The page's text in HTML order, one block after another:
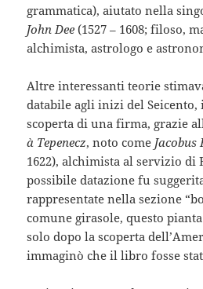
grammatica), aiutato nella
John Dee (1527 – 1608; filoso,
alchimista, astrologo e
Altre interessanti teorie
databile agli inizi del Seicento,
scoperta di una firma, grazie
à Tepenecz, noto come
1622), alchimista al servizio di
possibile datazione fu
rappresentate nella sezione
comune girasole, questo
solo dopo la scoperta
immaginò che il libro fosse